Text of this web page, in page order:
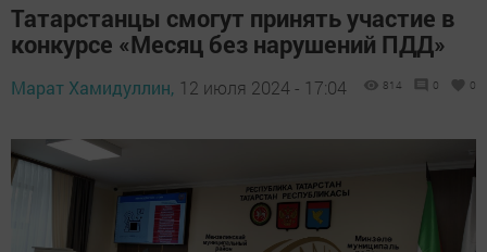
Татарстанцы смогут принять участие в
конкурсе «Месяц без нарушений ПДД»
Марат Хамидуллин, 12 июля 2024 - 17:04 814 0 0